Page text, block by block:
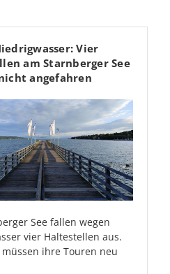
Vier
am Starnberger See
angefahren
See fallen wegen
vier Haltestellen aus.
müssen ihre Touren neu